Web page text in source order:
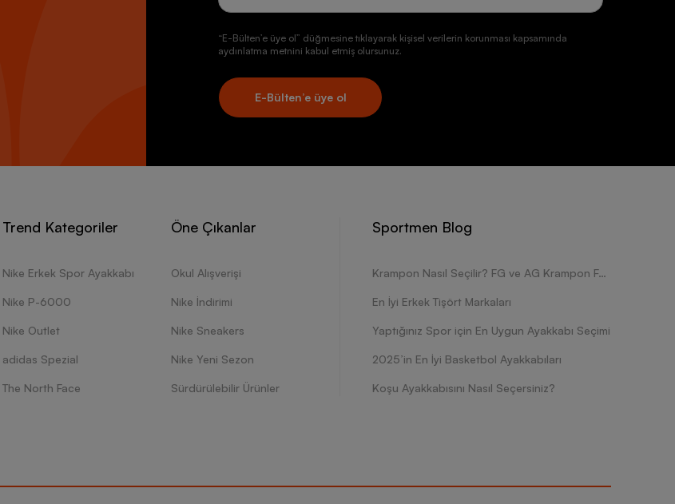
“E-Bülten’e üye ol” düğmesine tıklayarak kişisel verilerin korunması kapsamında
aydınlatma metnini kabul etmiş olursunuz.
E-Bülten’e üye ol
Trend Kategoriler
Nike Erkek Spor Ayakkabı
Nike P-6000
Nike Outlet
adidas Spezial
The North Face
Öne Çıkanlar
Okul Alışverişi
Nike İndirimi
Nike Sneakers
Nike Yeni Sezon
Sürdürülebilir Ürünler
Sportmen Blog
Krampon Nasıl Seçilir? FG ve AG Krampon Farkları Nelerdir?
En İyi Erkek Tişört Markaları
Yaptığınız Spor için En Uygun Ayakkabı Seçimi
2025’in En İyi Basketbol Ayakkabıları
Koşu Ayakkabısını Nasıl Seçersiniz?